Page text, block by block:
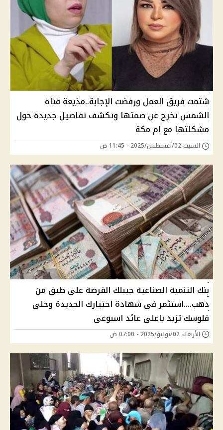
شتمت فريق العمل ورفضت الإجابة..مذيعة قناة
الشمس تخرج عن صمتها وتكشف تفاصيل جديدة حول
مشكلتها مع ام مكة
السبت 02/أغسطس/2025 - 11:45 ص
بنك التنمية الصناعية جيبلك الفرصة على طبق من
ذهب....استثمر فى شهادة اختيارك الجديدة وخلى
فلوسك تزيد باعلى عائد اسبوعى
الأربعاء 02/يوليو/2025 - 07:00 ص